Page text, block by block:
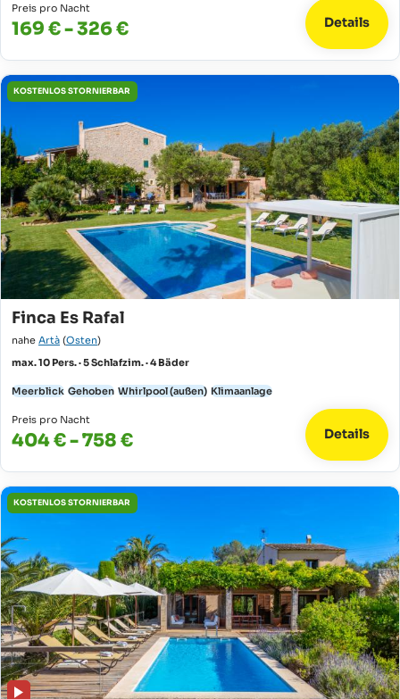
Preis pro Nacht
169 € - 326 € Details
KOSTENLOS STORNIERBAR
Finca Es Rafal
nahe Artà (Osten)
max. 10 Pers. · 5 Schlafzim. · 4 Bäder
Meerblick Gehoben Whirlpool (außen) Klimaanlage
Preis pro Nacht
404 € - 758 € Details
KOSTENLOS STORNIERBAR